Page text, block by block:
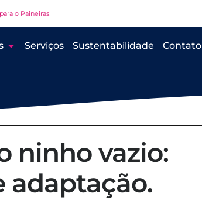
o Paineiras!
Serviços Sustentabilidade Contato
ninho vazio:
adaptação.